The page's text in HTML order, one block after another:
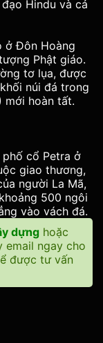
Hindu và cả
ở Đôn Hoàng
Phật giáo.
tơ lụa, được
núi đá trong
mới hoàn tất.
phố cổ Petra ở
giao thương,
người La Mã,
500 ngôi
vào vách đá.
dựng hoặc
email ngay cho
được tư vấn